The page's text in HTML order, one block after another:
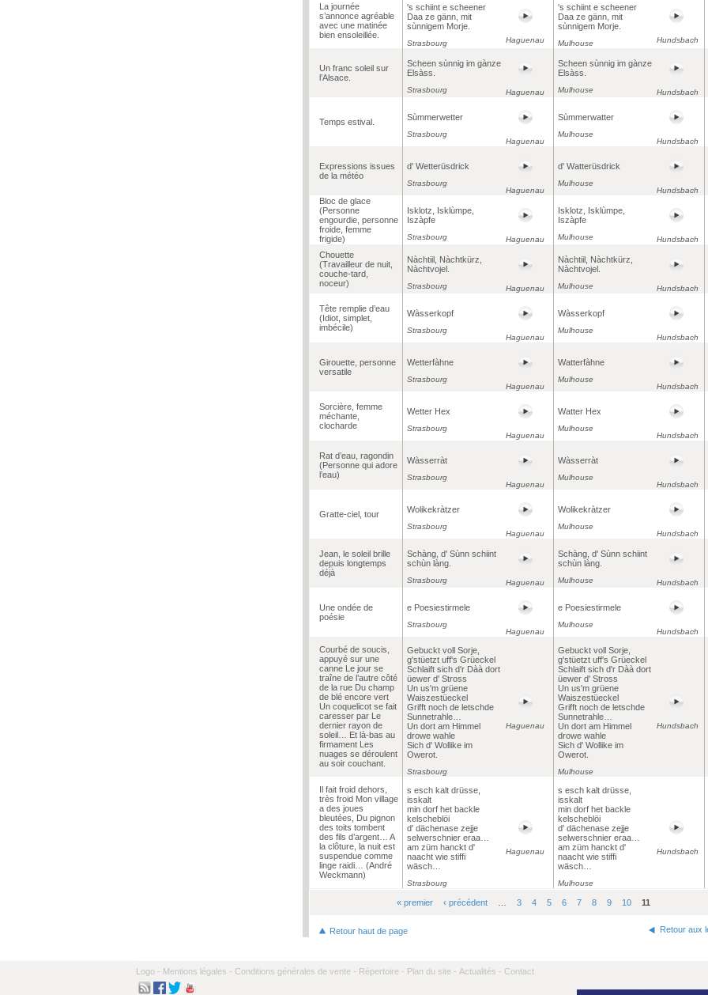
La journée
s’annonce agréable
avec une matinée
bien ensoleillée.
's schiint e scheener
Daa ze gänn, mit
sùnnigem Morje.
Strasbourg Haguenau
's schiint e scheener
Daa ze gänn, mit
sùnnigem Morje.
Mulhouse Hundsbach
Un franc soleil sur
l’Alsace.
Scheen sùnnig im gànze
Elsàss.
Strasbourg Haguenau
Scheen sùnnig im gànze
Elsàss.
Mulhouse Hundsbach
Temps estival. Sùmmerwetter
Strasbourg
Haguenau
Sùmmerwatter
Mulhouse
Hundsbach
Expressions issues
de la météo
d' Wetterüsdrick
Strasbourg
Haguenau
d' Watterüsdrick
Mulhouse
Hundsbach
Bloc de glace
(Personne
engourdie, personne
froide, femme
frigide)
Isklotz, Isklùmpe,
Iszàpfe
Strasbourg Haguenau
Isklotz, Isklùmpe,
Iszàpfe
Mulhouse Hundsbach
Chouette
(Travailleur de nuit,
couche-tard,
noceur)
Nàchtiil, Nàchtkürz,
Nàchtvojel.
Strasbourg Haguenau
Nàchtiil, Nàchtkürz,
Nàchtvojel.
Mulhouse Hundsbach
Tête remplie d’eau
(Idiot, simplet,
imbécile)
Wàsserkopf
Strasbourg
Haguenau
Wàsserkopf
Mulhouse
Hundsbach
Girouette, personne
versatile
Wetterfàhne
Strasbourg
Haguenau
Watterfàhne
Mulhouse
Hundsbach
Sorcière, femme
méchante,
clocharde
Wetter Hex
Strasbourg
Haguenau
Watter Hex
Mulhouse
Hundsbach
Rat d’eau, ragondin
(Personne qui adore
l’eau)
Wàsserràt
Strasbourg
Haguenau
Wàsserràt
Mulhouse
Hundsbach
Gratte-ciel, tour Wolikekràtzer
Strasbourg
Haguenau
Wolikekràtzer
Mulhouse
Hundsbach
Jean, le soleil brille
depuis longtemps
déjà
Schàng, d' Sùnn schiint
schùn làng.
Strasbourg Haguenau
Schàng, d' Sùnn schiint
schùn làng.
Mulhouse Hundsbach
Une ondée de
poésie
e Poesiestirmele
Strasbourg
Haguenau
e Poesiestirmele
Mulhouse
Hundsbach
Courbé de soucis,
appuyé sur une
canne Le jour se
traîne de l’autre côté
de la rue Du champ
de blé encore vert
Un coquelicot se fait
caresser par Le
dernier rayon de
soleil… Et là-bas au
firmament Les
nuages se déroulent
au soir couchant.
Gebuckt voll Sorje,
g'stüetzt uff's Grüeckel
Schlaift sich d'r Dàà dort
üewer d' Stross
Un us'm grüene
Waiszestüeckel
Grifft noch de letschde
Sunnetrahle…
Un dort am Himmel
drowe wahle
Sich d' Wollike im
Owerot.
Strasbourg
Haguenau
Gebuckt voll Sorje,
g'stüetzt uff's Grüeckel
Schlaift sich d'r Dàà dort
üewer d' Stross
Un us'm grüene
Waiszestüeckel
Grifft noch de letschde
Sunnetrahle…
Un dort am Himmel
drowe wahle
Sich d' Wollike im
Owerot.
Mulhouse
Hundsbach
Il fait froid dehors,
très froid Mon village
a des joues
bleutées, Du pignon
des toits tombent
des fils d’argent… A
la clôture, la nuit est
suspendue comme
linge raidi… (André
Weckmann)
s esch kalt drüsse,
isskalt
min dorf het backle
kelscheblöi
d' dächenase zejje
selwerschnier eraa…
am züm hanckt d'
naacht wie stiffi
wäsch…
Strasbourg
Haguenau
s esch kalt drüsse,
isskalt
min dorf het backle
kelscheblöi
d' dächenase zejje
selwerschnier eraa…
am züm hanckt d'
naacht wie stiffi
wäsch…
Mulhouse
Hundsbach
« premier ‹ précédent 3 4 5 6 7 8 9 10 11
Retour haut de page Retour aux
Logo - Mentions légales - Conditions générales de vente - Répertoire - Plan du site - Actualités - Contact